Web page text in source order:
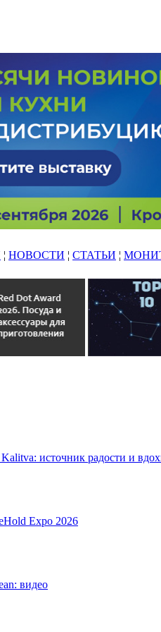
¦ НОВОСТИ ¦ СТАТЬИ ¦
источник радости и
Expo 2026
видео